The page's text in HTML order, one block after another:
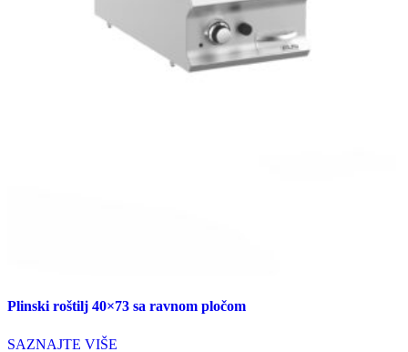
Plinski roštilj 40×73 sa ravnom pločom
SAZNAJTE VIŠE